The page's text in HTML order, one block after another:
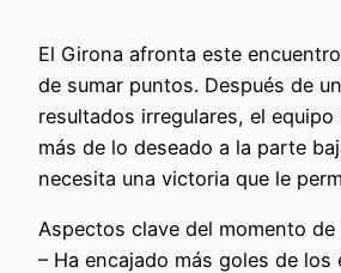
El Girona afronta este
de sumar puntos. Después de
resultados irregulares, el equipo
más de lo deseado a la parte
necesita una victoria que le
Aspectos clave del momento de
– Ha encajado más goles de los